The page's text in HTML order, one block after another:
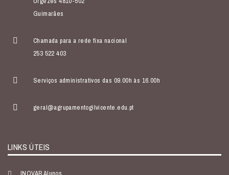
Guimarães
Chamada para a rede fixa nacional
253 522 403
Serviços administrativos das 09.00h às 16.00h
geral@agrupamentogilvicente.edu.pt
LINKS ÚTEIS
INOVAR Alunos